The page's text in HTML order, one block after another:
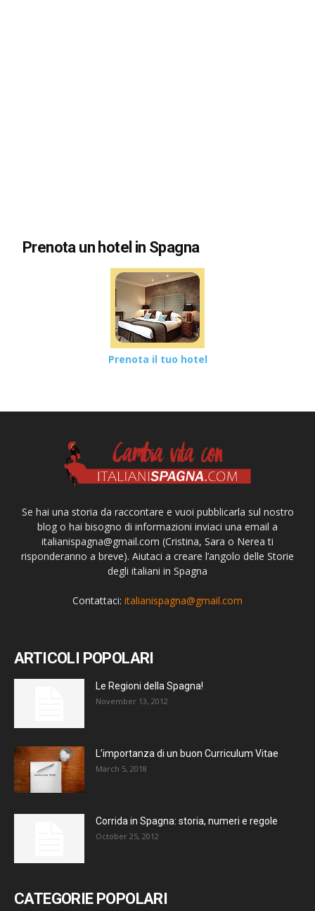
Prenota un hotel in Spagna
Prenota il tuo hotel
Se hai una storia da raccontare e vuoi pubblicarla sul nostro
blog o hai bisogno di informazioni inviaci una email a
italianispagna@gmail.com (Cristina, Sara o Nerea ti
risponderanno a breve). Aiutaci a creare l’angolo delle Storie
degli italiani in Spagna
Contattaci: italianispagna@gmail.com
ARTICOLI POPOLARI
Le Regioni della Spagna!
November 13, 2012
L’importanza di un buon Curriculum Vitae
March 5, 2018
Corrida in Spagna: storia, numeri e regole
October 25, 2012
CATEGORIE POPOLARI